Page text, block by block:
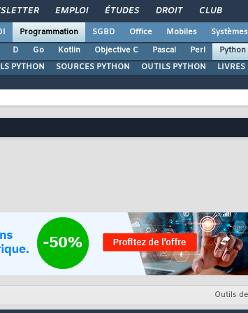
EMPLOI ÉTUDES DROIT CLUB
Programmation SGBD Office Mobiles
Systèmes
D Go Kotlin Objective C Pascal Perl Python
PYTHON SOURCES PYTHON OUTILS PYTHON LIVRES
Outils